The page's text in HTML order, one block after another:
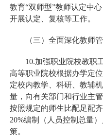
教育“双师型”教师认定中
开展认定、复核等工作。
（三）全面深化教师
10.加强职业院校教职
高等职业院校根据办学定
定校内教学、科研、教辅
量，向有关部门和行业主
按照规定的师生比配足配
20%编制（人员控制总量
策。